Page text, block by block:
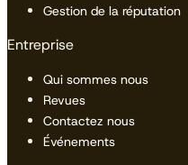
Gestion de la réputation
Entreprise
Qui sommes nous
Revues
Contactez nous
Événements